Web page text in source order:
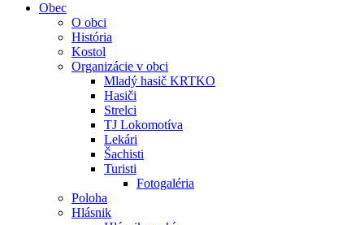
Obec
O obci
História
Kostol
Organizácie v obci
Mladý hasič KRTKO
Hasiči
Strelci
TJ Lokomotíva
Lekári
Šachisti
Turisti
Fotogaléria
Poloha
Hlásnik